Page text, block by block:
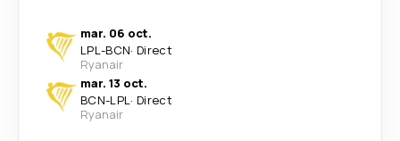
mar. 06 oct.
LPL-BCN· Direct
Ryanair
mar. 13 oct.
BCN-LPL· Direct
Ryanair